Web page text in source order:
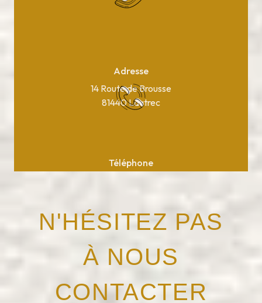
Adresse
14 Route de Brousse
81440 Lautrec
Téléphone
N'HÉSITEZ PAS
À NOUS
CONTACTER